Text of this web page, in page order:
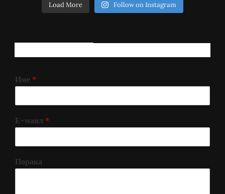
Load More Follow on Instagram
Име *
Е-маил *
Порака